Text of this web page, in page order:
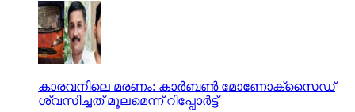
കാരവനിലെ മരണം: കാർബൺ മോണോക്സൈഡ്
ശ്വസിച്ചത് മൂലമെന്ന് റിപ്പോര്‍ട്ട്